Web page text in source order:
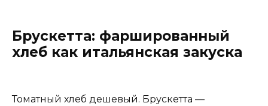
Брускетта: фаршированный
хлеб как итальянская закуска
Томатный хлеб дешевый. Брускетта —